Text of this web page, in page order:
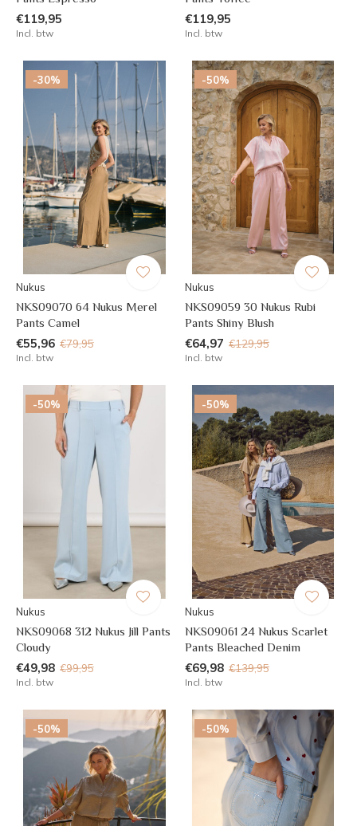
€119,95
Incl. btw
€119,95
Incl. btw
-30%
Nukus
NKS09070 64 Nukus Merel
Pants Camel
€55,96 €79,95
Incl. btw
-50%
Nukus
NKS09059 30 Nukus Rubi
Pants Shiny Blush
€64,97 €129,95
Incl. btw
-50%
Nukus
NKS09068 312 Nukus Jill Pants
Cloudy
€49,98 €99,95
Incl. btw
-50%
Nukus
NKS09061 24 Nukus Scarlet
Pants Bleached Denim
€69,98 €139,95
Incl. btw
-50% -50%